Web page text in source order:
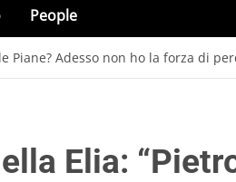
People
Piane? Adesso non ho la forza di
Elia: